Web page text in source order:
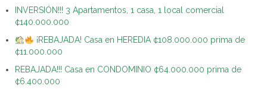
INVERSIÓN!!! 3 Apartamentos, 1 casa, 1 local comercial
¢140.000.000
¡REBAJADA! Casa en HEREDIA ¢108.000.000 prima de
¢11.000.000
REBAJADA!!! Casa en CONDOMINIO ¢64.000.000 prima de
¢6.400.000